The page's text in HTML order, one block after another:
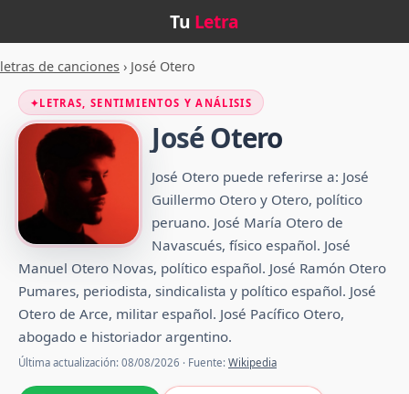
Tu Letra
letras de canciones › José Otero
✦LETRAS, SENTIMIENTOS Y ANÁLISIS
José Otero
José Otero puede referirse a: José
Guillermo Otero y Otero, político
peruano. José María Otero de
Navascués, físico español. José
Manuel Otero Novas, político español. José Ramón Otero
Pumares, periodista, sindicalista y político español. José
Otero de Arce, militar español. José Pacífico Otero,
abogado e historiador argentino.
Última actualización: 08/08/2026 · Fuente: Wikipedia